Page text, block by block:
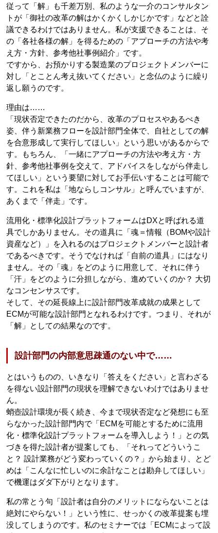
従って「解」も千差万別、私のような一介のコンサルタン
トが「御社の改革の解はかくかくしかじかです」などと詮
議できるわけではありません。私が支援できることは、そ
の「各社各様の解」を得るための「アプローチの方法や考
え方・方針、参考他社事例紹介」です。
ですから、お預かりする製造業のプロジェクトメンバーに
対し「とことん考え抜いてください」と念仏のように繰り
返し願うのです。
理由は……
「現状否定できたのだから、改革のプロセスやあるべき
姿、伴う新業務フローを設計部門全体で、自社としての解
を合意形成して実行してほしい」という思いがあるからで
す。もちろん、「一緒にアプローチの方法や考え方・方
針、参考他社事例を交えて、アドバイスをしながら伴走し
てほしい」という要望に対してお手伝いすることは可能で
す。これを私は「地ならしコンサル」と呼んでいますが、
あくまで「伴走」です。
流用化・標準化設計プラットフォームはDXと呼ばれる道
具でしかありません。その道具に「魂＝情報（BOMや設計
資産など）」を入れるのはプロジェクトメンバーと設計者
であるべきです。そうでなければ「自前の道具」にはなり
ません。その「魂」をどのように用意して、それに伴う
「汗」をどのように分担しながら、進めていくのか？ 大切
なコンセンサスです。
そして、その延長線上に設計部門改革成就の成果として
ECMが可能な設計部門となれるわけです。つまり、それが
「解」としての結果なのです。
設計部門の内部意思疎通のない中で……
とはいうものの、いきなり「答えをください」と言わざる
を得ない設計部門の現状を理解できないわけではありませ
ん。
蛸壺設計環境が長く続き、今まで現状否定など発想にも至
らなかった設計部門内で「ECMを可能とするために流用
化・標準化設計プラットフォームを導入しよう！」との気
づきを得た設計者が提案しても、「それってどういうこ
と？ 設計業務がどう変わっていくの？」から始まり、とど
めは「こんなに忙しいのに余計なことは勘弁してほしい」
で機運はダダ下がりとなります。
私の常とう句「設計者は自分のメリットにならないことは
絶対にやらない！」という性に、せっかくの改革提案も埋
没してしまうのです。私のセミナーでは「ECMによって設